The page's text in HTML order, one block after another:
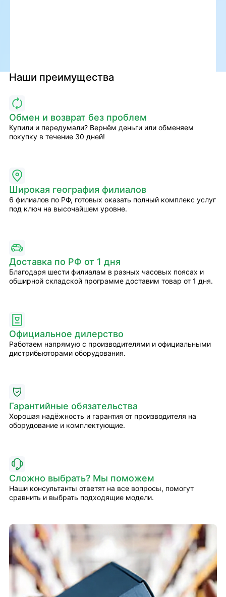
Наши преимущества
Обмен и возврат без проблем
Купили и передумали? Вернём деньги или обменяем
покупку в течение 30 дней!
Широкая география филиалов
6 филиалов по РФ, готовых оказать полный комплекс услуг
под ключ на высочайшем уровне.
Доставка по РФ от 1 дня
Благодаря шести филиалам в разных часовых поясах и
обширной складской программе доставим товар от 1 дня.
Официальное дилерство
Работаем напрямую с производителями и официальными
дистрибьюторами оборудования.
Гарантийные обязательства
Хорошая надёжность и гарантия от производителя на
оборудование и комплектующие.
Сложно выбрать? Мы поможем
Наши консультанты ответят на все вопросы, помогут
сравнить и выбрать подходящие модели.